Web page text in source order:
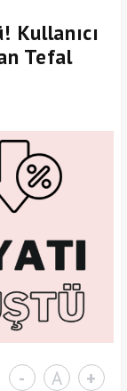
Kullanıcı
Tefal
- A +